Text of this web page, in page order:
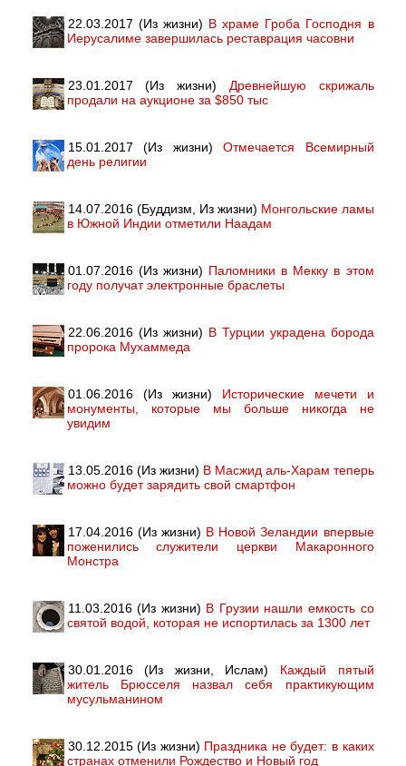
22.03.2017 (Из жизни) В храме Гроба Господня в
Иерусалиме завершилась реставрация часовни
23.01.2017 (Из жизни) Древнейшую скрижаль
продали на аукционе за $850 тыс
15.01.2017 (Из жизни) Отмечается Всемирный
день религии
14.07.2016 (Буддизм, Из жизни) Монгольские ламы
в Южной Индии отметили Наадам
01.07.2016 (Из жизни) Паломники в Мекку в этом
году получат электронные браслеты
22.06.2016 (Из жизни) В Турции украдена борода
пророка Мухаммеда
01.06.2016 (Из жизни) Исторические мечети и
монументы, которые мы больше никогда не
увидим
13.05.2016 (Из жизни) В Масжид аль-Харам теперь
можно будет зарядить свой смартфон
17.04.2016 (Из жизни) В Новой Зеландии впервые
поженились служители церкви Макаронного
Монстра
11.03.2016 (Из жизни) В Грузии нашли емкость со
святой водой, которая не испортилась за 1300 лет
30.01.2016 (Из жизни, Ислам) Каждый пятый
житель Брюсселя назвал себя практикующим
мусульманином
30.12.2015 (Из жизни) Праздника не будет: в каких
странах отменили Рождество и Новый год